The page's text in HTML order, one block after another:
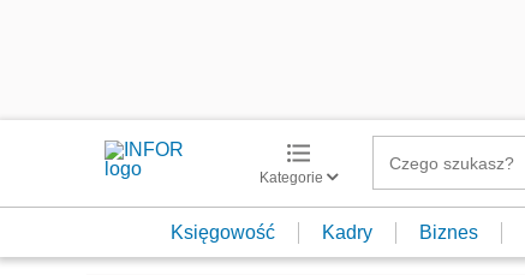
Kategorie
Księgowość Kadry Biznes